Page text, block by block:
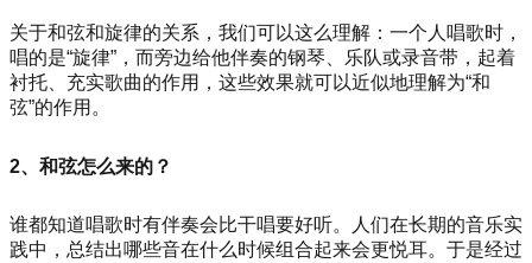
关于和弦和旋律的关系，我们可以这么理解：一个人唱歌时，
唱的是“旋律”，而旁边给他伴奏的钢琴、乐队或录音带， 起着
衬托、充实歌曲的作用，这些效果就可以近似地理解为“和
弦”的作用。
2、和弦怎么来的？
谁都知道唱歌时有伴奏会比干唱要好听。人们在长期的音乐实
践中，总结出哪些音在什么时候组合起来会更悦耳。于是经过